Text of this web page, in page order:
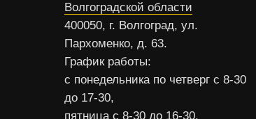
Волгоградской области
400050, г. Волгоград, ул.
Пархоменко, д. 63.
График работы:
с понедельника по четверг с 8-30
до 17-30,
пятница с 8-30 до 16-30,